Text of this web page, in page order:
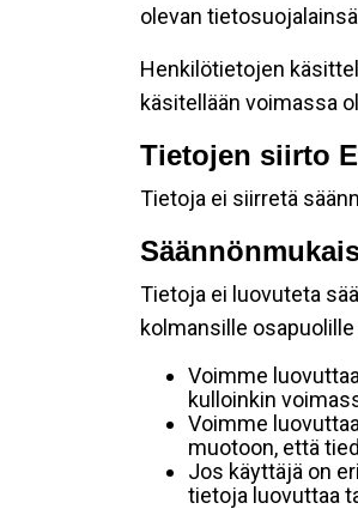
olevan
Henkilötietojen
käsitellään voimassa
Tietojen siirto
Tietoja ei siirretä
Tietoja ei luovuteta
kolmansille
Voimme
kulloinkin
Voimme
muotoon, että
Jos käyttäjä on
tietoja luovuttaa